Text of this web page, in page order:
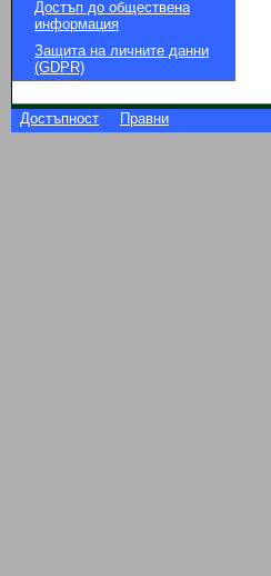
Достъп до обществена
информация
Защита на личните данни
(GDPR)
Достъпност Правни